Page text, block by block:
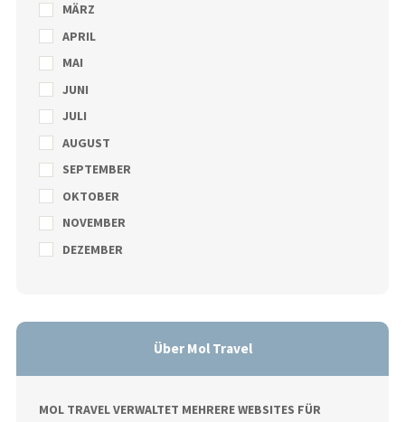
MÄRZ
APRIL
MAI
JUNI
JULI
AUGUST
SEPTEMBER
OKTOBER
NOVEMBER
DEZEMBER
Über Mol Travel
MOL TRAVEL VERWALTET MEHRERE WEBSITES FÜR